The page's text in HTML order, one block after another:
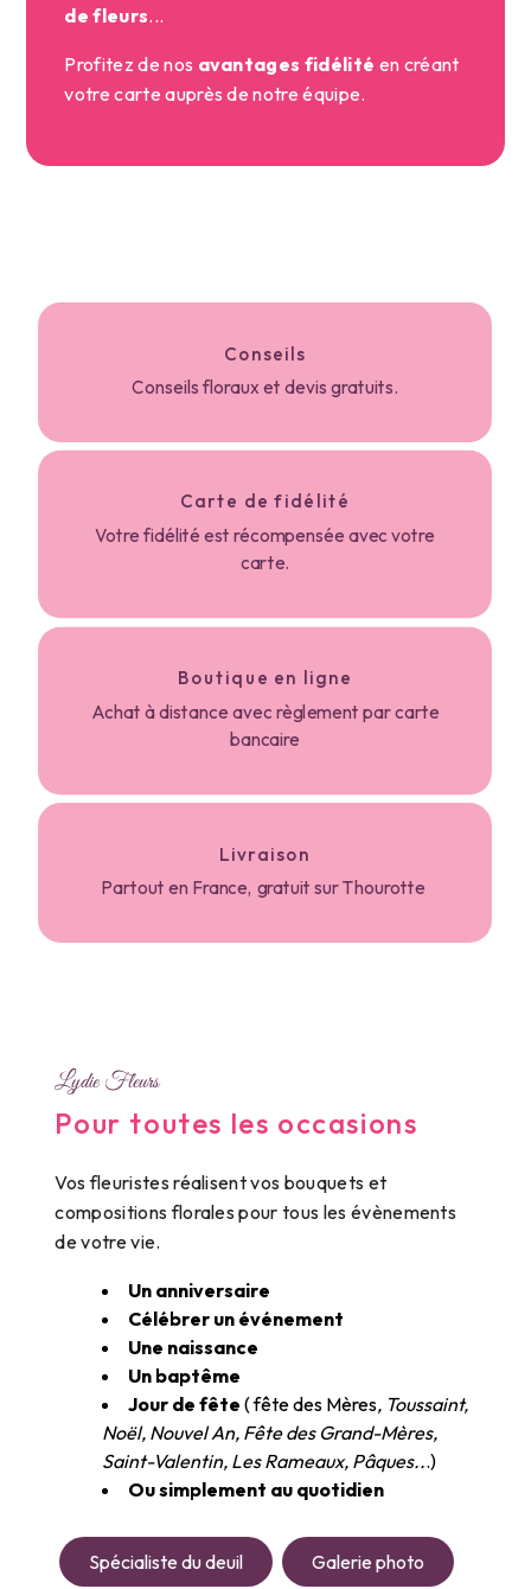
de fleurs...
Profitez de nos avantages fidélité en créant
votre carte auprès de notre équipe.
Conseils
Conseils floraux et devis gratuits.
Carte de fidélité
Votre fidélité est récompensée avec votre
carte.
Boutique en ligne
Achat à distance avec règlement par carte
bancaire
Livraison
Partout en France, gratuit sur Thourotte
Lydie Fleurs
Pour toutes les occasions
Vos fleuristes réalisent vos bouquets et
compositions florales pour tous les évènements
de votre vie.
Un anniversaire
Célébrer un événement
Une naissance
Un baptême
Jour de fête ( fête des Mères, Toussaint,
Noël, Nouvel An, Fête des Grand-Mères,
Saint-Valentin, Les Rameaux, Pâques...)
Ou simplement au quotidien
Spécialiste du deuil Galerie photo